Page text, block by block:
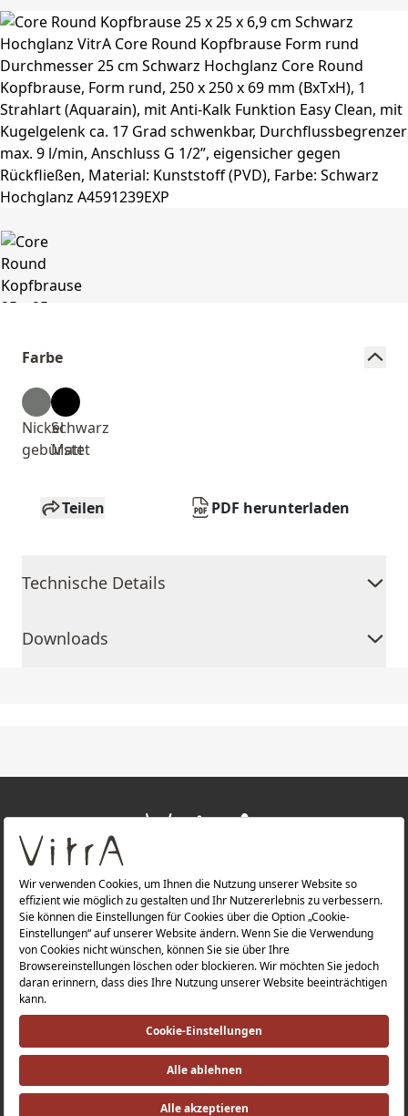
Farbe
Nickel
gebürstet
Schwarz
Matt
Teilen PDF herunterladen
Technische Details
Downloads
ÜBER UNS
PRODUKTE
Datenschutzerklärung |Impressum |
Investorenbeziehung |